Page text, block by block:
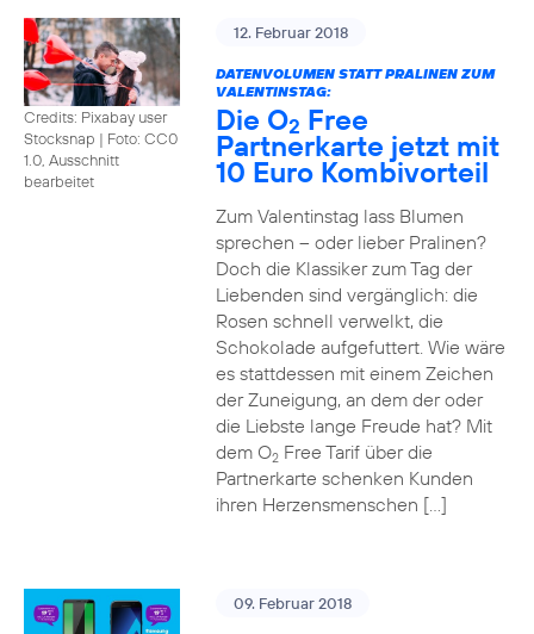
Credits: Pixabay user
Stocksnap | Foto: CC0
1.0, Ausschnitt
bearbeitet
12. Februar 2018
DATENVOLUMEN STATT PRALINEN ZUM
VALENTINSTAG:
Die O2 Free
Partnerkarte jetzt mit
10 Euro Kombivorteil
Zum Valentinstag lass Blumen
sprechen – oder lieber Pralinen?
Doch die Klassiker zum Tag der
Liebenden sind vergänglich: die
Rosen schnell verwelkt, die
Schokolade aufgefuttert. Wie wäre
es stattdessen mit einem Zeichen
der Zuneigung, an dem der oder
die Liebste lange Freude hat? Mit
dem O2Free Tarif über die
Partnerkarte schenken Kunden
ihren Herzensmenschen […]
09. Februar 2018